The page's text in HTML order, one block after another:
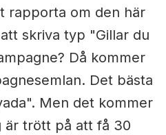
rapporta om den här
skriva typ "Gillar du
Då kommer
Det bästa
Men det kommer
är trött på att få 30